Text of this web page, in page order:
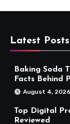
Latest Posts
Baking Soda
Facts Behind
August 4, 2026
Top Digital
Reviewed